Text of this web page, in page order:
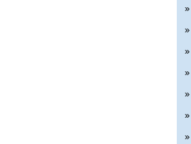
»
»
»
»
»
»
»